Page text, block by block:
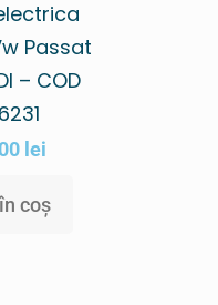
Passat
– COD
lei
coș